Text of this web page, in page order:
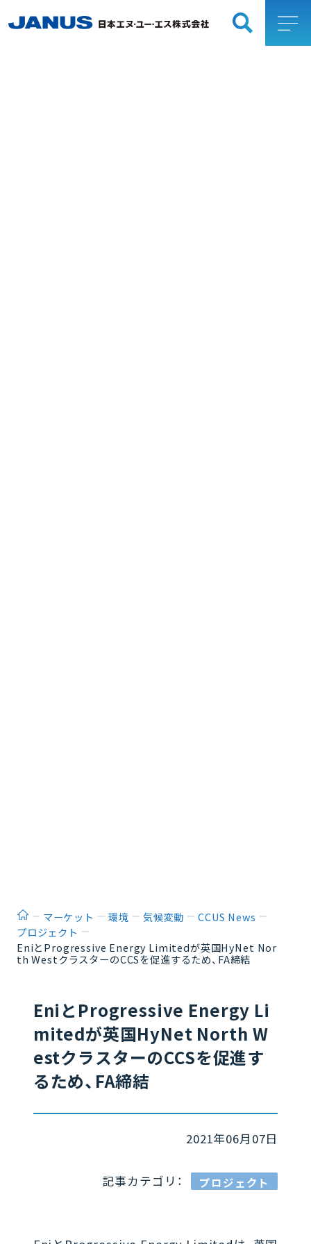
ホームマーケット 環境 気候変動
CCUS News
プロジェクト
EniとProgressive Energy Limitedが英国HyNet Nor
th WestクラスターのCCSを促進するため、FA締結
EniとProgressive Energy Li
mitedが英国HyNet North W
estクラスターのCCSを促進す
るため、FA締結
2021年06月07日
記事カテゴリ： プロジェクト